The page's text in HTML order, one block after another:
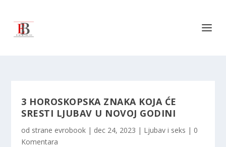
3 HOROSKOPSKA ZNAKA KOJA ĆE
SRESTI LJUBAV U NOVOJ GODINI
od strane evrobook | dec 24, 2023 | Ljubav i seks | 0
Komentara